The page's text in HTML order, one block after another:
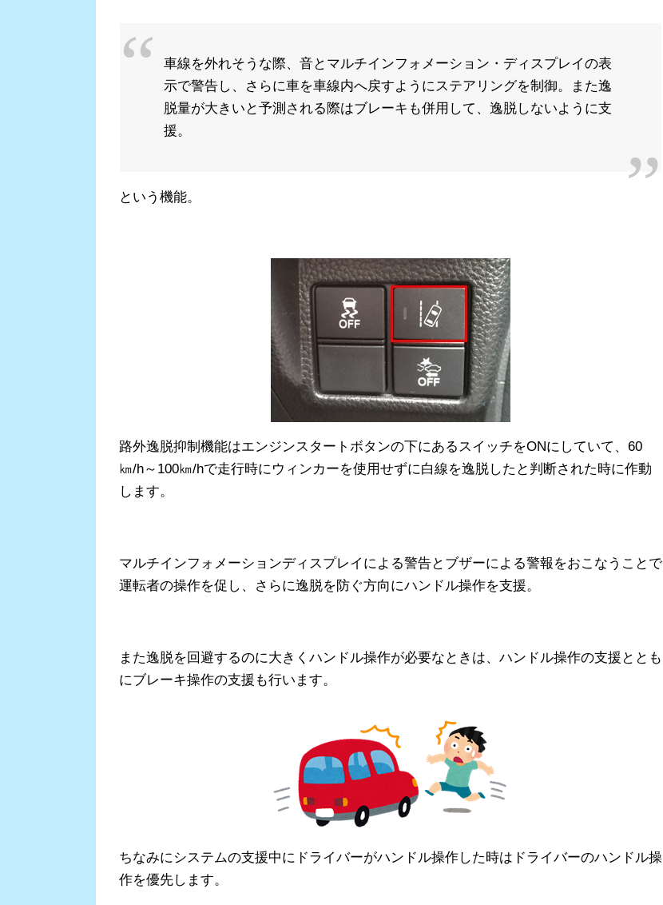
車線を外れそうな際、音とマルチインフォメーション・ディスプレイの表
示で警告し、さらに車を車線内へ戻すようにステアリングを制御。また逸
脱量が大きいと予測される際はブレーキも併用して、逸脱しないように支
援。
という機能。
路外逸脱抑制機能はエンジンスタートボタンの下にあるスイッチをONにしていて、60
㎞/h～100㎞/hで走行時にウィンカーを使用せずに白線を逸脱したと判断された時に作動
します。
マルチインフォメーションディスプレイによる警告とブザーによる警報をおこなうことで
運転者の操作を促し、さらに逸脱を防ぐ方向にハンドル操作を支援。
また逸脱を回避するのに大きくハンドル操作が必要なときは、ハンドル操作の支援ととも
にブレーキ操作の支援も行います。
ちなみにシステムの支援中にドライバーがハンドル操作した時はドライバーのハンドル操
作を優先します。